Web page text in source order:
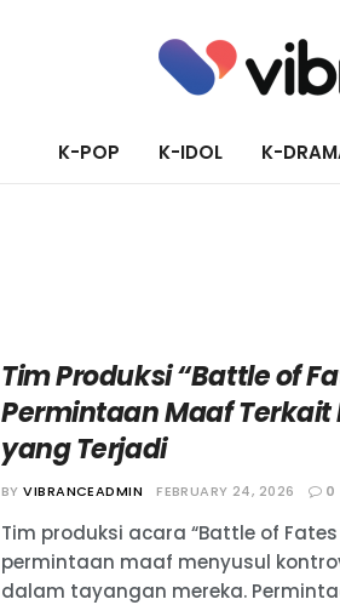
K-POP K-IDOL K-
Tim Produksi “Battle of
Permintaan Maaf Terkait
yang Terjadi
BY VIBRANCEADMIN FEBRUARY 24, 2026 0
Tim produksi acara “Battle of
permintaan maaf menyusul
dalam tayangan mereka.